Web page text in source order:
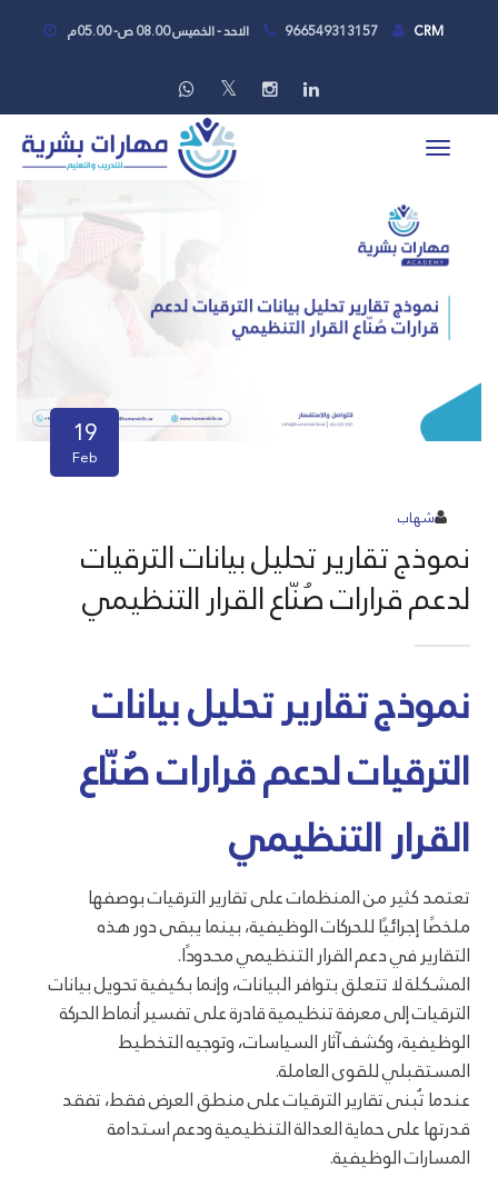
الاحد - الخميس 08.00 ص- 05.00م 966549313157 CRM
19
Feb
شهاب
نموذج تقارير تحليل بيانات الترقيات
لدعم قرارات صُنّاع القرار التنظيمي
نموذج تقارير تحليل بيانات
الترقيات لدعم قرارات صُنّاع
القرار التنظيمي
تعتمد كثير من المنظمات على تقارير الترقيات بوصفها
ملخصًا إجرائيًا للحركات الوظيفية، بينما يبقى دور هذه
التقارير في دعم القرار التنظيمي محدودًا.
المشكلة لا تتعلق بتوافر البيانات، وإنما بكيفية تحويل بيانات
الترقيات إلى معرفة تنظيمية قادرة على تفسير أنماط الحركة
الوظيفية، وكشف آثار السياسات، وتوجيه التخطيط
المستقبلي للقوى العاملة.
عندما تُبنى تقارير الترقيات على منطق العرض فقط، تفقد
قدرتها على حماية العدالة التنظيمية ودعم استدامة
المسارات الوظيفية.